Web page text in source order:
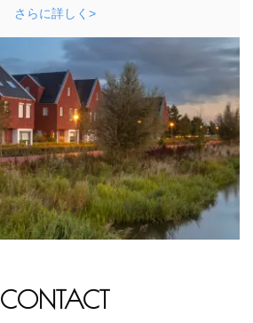
さらに詳しく>
CONTACT